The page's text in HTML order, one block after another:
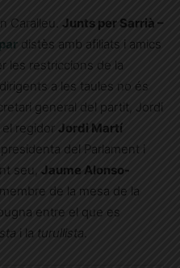
Caralleu. Junts per Sarrià –
distès amb afiliats i amics
les restriccions de la
a les taules no és
general del partit, Jordi
el regidor Jordi Martí
del Parlament i
seu, Jaume Alonso-
de la mesa de la
entre el que es
i la turullista